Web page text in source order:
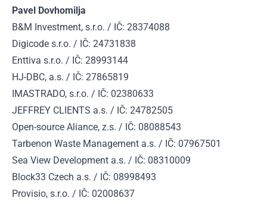
Pavel Dovhomilja
B&M Investment, s.r.o. / IČ: 28374088
Digicode s.r.o. / IČ: 24731838
Enttiva s.r.o. / IČ: 28993144
HJ-DBC, a.s. / IČ: 27865819
IMASTRADO, s.r.o. / IČ: 02380633
JEFFREY CLIENTS a.s. / IČ: 24782505
Open-source Aliance, z.s. / IČ: 08088543
Tarbenon Waste Management a.s. / IČ: 07967501
Sea View Development a.s. / IČ: 08310009
Block33 Czech a.s. / IČ: 08998493
Provisio, s.r.o. / IČ: 02008637